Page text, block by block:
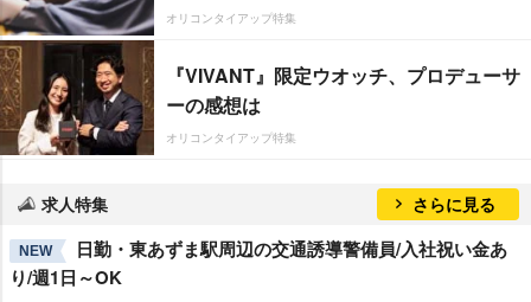
オリコンタイアップ特集
『VIVANT』限定ウオッチ、プロデューサ
ーの感想は
オリコンタイアップ特集
求人特集 さらに見る
NEW
日勤・東あずま駅周辺の交通誘導警備員/入社祝い金あ
り/週1日～OK